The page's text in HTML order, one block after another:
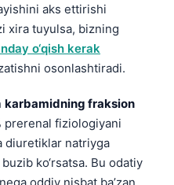
aks ettirishi
xira tuyulsa, bizning
o‘qish kerak
osonlashtiradi.
karbamidning fraksion
prerenal fiziologiyani
diuretiklar natriyga
ko‘rsatsa. Bu odatiy
oddiy nisbat ba’zan